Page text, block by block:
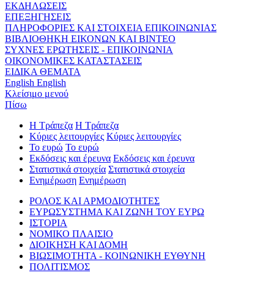
ΕΚΔΗΛΩΣΕΙΣ
ΕΠΕΞΗΓΗΣΕΙΣ
ΠΛΗΡΟΦΟΡΙΕΣ ΚΑΙ ΣΤΟΙΧΕΙΑ ΕΠΙΚΟΙΝΩΝΙΑΣ
ΒΙΒΛΙΟΘΗΚΗ ΕΙΚΟΝΩΝ ΚΑΙ ΒΙΝΤΕΟ
ΣΥΧΝΕΣ ΕΡΩΤΗΣΕΙΣ - ΕΠΙΚΟΙΝΩΝΙΑ
ΟΙΚΟΝΟΜΙΚΕΣ ΚΑΤΑΣΤΑΣΕΙΣ
ΕΙΔΙΚΑ ΘΕΜΑΤΑ
English English
Κλείσιμο μενού
Πίσω
Η Τράπεζα Η Τράπεζα
Κύριες λειτουργίες Κύριες λειτουργίες
Το ευρώ Το ευρώ
Εκδόσεις και έρευνα Εκδόσεις και έρευνα
Στατιστικά στοιχεία Στατιστικά στοιχεία
Ενημέρωση Ενημέρωση
ΡΟΛΟΣ ΚΑΙ ΑΡΜΟΔΙΟΤΗΤΕΣ
ΕΥΡΩΣΥΣΤΗΜΑ ΚΑΙ ΖΩΝΗ ΤΟΥ ΕΥΡΩ
ΙΣΤΟΡΙΑ
ΝΟΜΙΚΟ ΠΛΑΙΣΙΟ
ΔΙΟΙΚΗΣΗ ΚΑΙ ΔΟΜΗ
ΒΙΩΣΙΜΟΤΗΤΑ - ΚΟΙΝΩΝΙΚΗ ΕΥΘΥΝΗ
ΠΟΛΙΤΙΣΜΟΣ